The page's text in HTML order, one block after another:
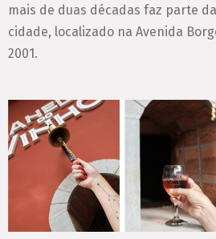
mais de duas décadas faz parte
cidade, localizado na Avenida
2001.